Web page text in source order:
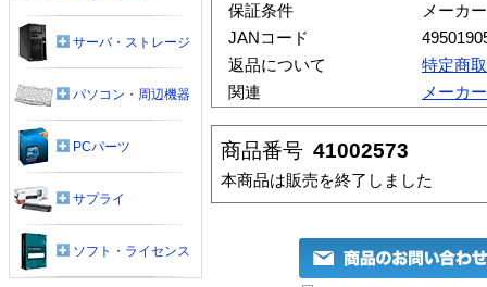
保証条件
メーカ
JANコード
返品について
特定商
関連
メーカ
商品番号 41002573
本商品は販売を終了しました
サーバ・ストレージ
パソコン・周辺機器
PCパーツ
サプライ
ソフト・ライセンス